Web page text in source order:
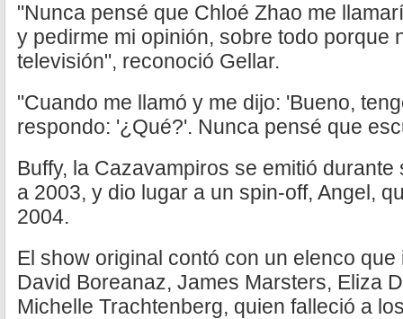
"Nunca pensé que Chloé Zhao me
y pedirme mi opinión, sobre todo porque
televisión", reconoció Gellar.
"Cuando me llamó y me dijo: 'Bueno,
respondo: '¿Qué?'. Nunca pensé que
Buffy, la Cazavampiros se emitió
a 2003, y dio lugar a un spin-off, Angel,
2004.
El show original contó con un elenco
David Boreanaz, James Marsters, Eliza
Michelle Trachtenberg, quien falleció a